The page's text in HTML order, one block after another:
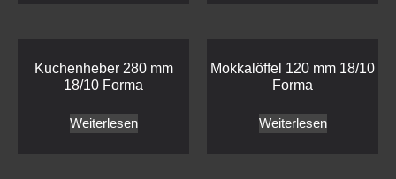
Kuchenheber 280 mm
18/10 Forma
Weiterlesen
Mokkalöffel 120 mm 18/10
Forma
Weiterlesen